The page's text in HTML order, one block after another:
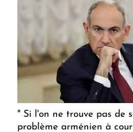
" Si l'on ne trouve pas de
problème arménien à